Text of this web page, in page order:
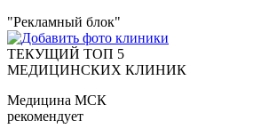
"Рекламный блок"
ТЕКУЩИЙ ТОП 5
МЕДИЦИНСКИХ КЛИНИК
Медицина МСК
рекомендует